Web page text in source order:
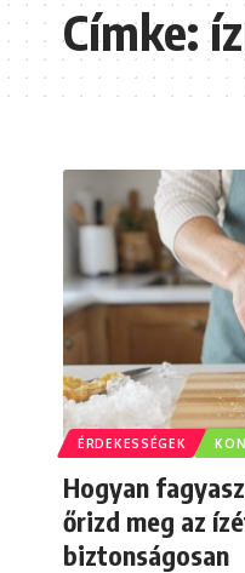
Címke:
ÉRDEKESSÉGEK
Hogyan
őrizd meg az
biztonságosan